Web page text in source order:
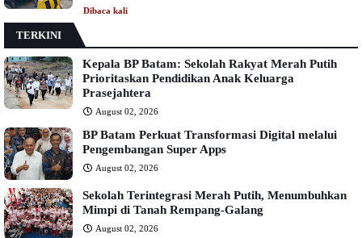
Dibaca kali
TERKINI
Kepala BP Batam: Sekolah Rakyat Merah Putih
Prioritaskan Pendidikan Anak Keluarga
Prasejahtera
August 02, 2026
BP Batam Perkuat Transformasi Digital melalui
Pengembangan Super Apps
August 02, 2026
Sekolah Terintegrasi Merah Putih, Menumbuhkan
Mimpi di Tanah Rempang-Galang
August 02, 2026